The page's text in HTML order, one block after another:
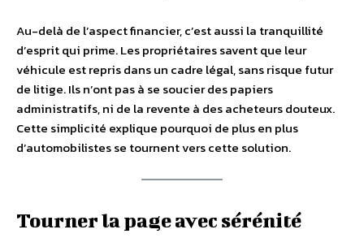
Au-delà de l’aspect financier, c’est aussi la tranquillité
d’esprit qui prime. Les propriétaires savent que leur
véhicule est repris dans un cadre légal, sans risque futur
de litige. Ils n’ont pas à se soucier des papiers
administratifs, ni de la revente à des acheteurs douteux.
Cette simplicité explique pourquoi de plus en plus
d’automobilistes se tournent vers cette solution.
Tourner la page avec sérénité